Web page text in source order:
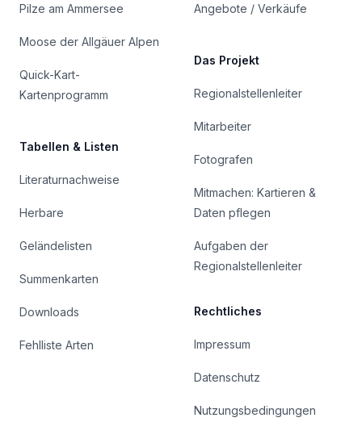
Pilze am Ammersee
Moose der Allgäuer Alpen
Quick-Kart-
Kartenprogramm
Tabellen & Listen
Literaturnachweise
Herbare
Geländelisten
Summenkarten
Downloads
Fehlliste Arten
Angebote / Verkäufe
Das Projekt
Regionalstellenleiter
Mitarbeiter
Fotografen
Mitmachen: Kartieren &
Daten pflegen
Aufgaben der
Regionalstellenleiter
Rechtliches
Impressum
Datenschutz
Nutzungsbedingungen